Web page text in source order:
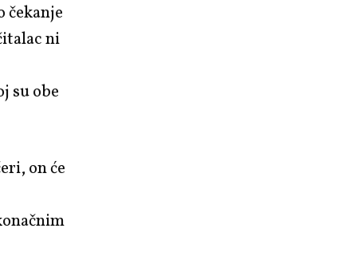
čekanje
ni
su obe
on će